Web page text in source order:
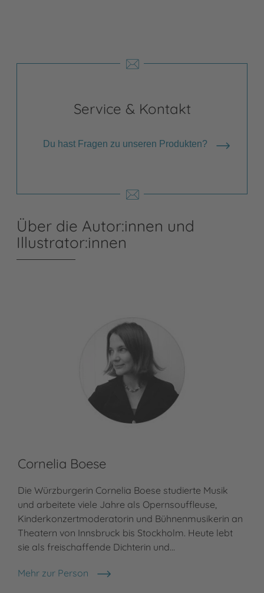
Service & Kontakt
Du hast Fragen zu unseren Produkten?
Über die Autor:innen und
Illustrator:innen
Cornelia Boese
Die Würzburgerin Cornelia Boese studierte Musik
und arbeitete viele Jahre als Opernsouffleuse,
Kinderkonzertmoderatorin und Bühnenmusikerin an
Theatern von Innsbruck bis Stockholm. Heute lebt
sie als freischaffende Dichterin und…
Mehr zur Person
Cornelia Boese